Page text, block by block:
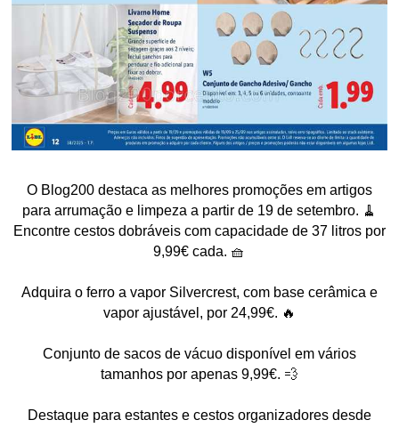
O Blog200 destaca as melhores promoções em artigos
para arrumação e limpeza a partir de 19 de setembro. 🧹
Encontre cestos dobráveis com capacidade de 37 litros por
9,99€ cada. 🧺
Adquira o ferro a vapor Silvercrest, com base cerâmica e
vapor ajustável, por 24,99€. 🔥
Conjunto de sacos de vácuo disponível em vários
tamanhos por apenas 9,99€. 💨
Destaque para estantes e cestos organizadores desde